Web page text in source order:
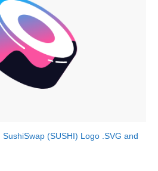
SushiSwap (SUSHI) Logo .SVG and